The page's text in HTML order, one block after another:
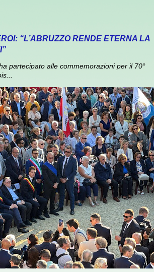
“L’ABRUZZO RENDE ETERNA LA
partecipato alle commemorazioni per il 70°